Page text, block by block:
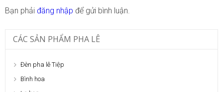
Bạn phải đăng nhập để gửi bình luận.
CÁC SẢN PHẨM PHA LÊ
Đèn pha lê Tiệp
Bình hoa